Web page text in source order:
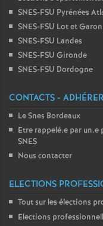
SNES-FSU Pyrénées
SNES-FSU Lot et
SNES-FSU Landes
SNES-FSU Gironde
SNES-FSU Dordogne
CONTACTS - ADHÉRER
Le Snes Bordeaux
Etre rappelé.e par un.e
SNES
Nous contacter
ELECTIONS
Tout sur les élections
Elections